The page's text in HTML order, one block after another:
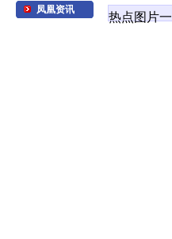
凤凰资讯
热点图片一